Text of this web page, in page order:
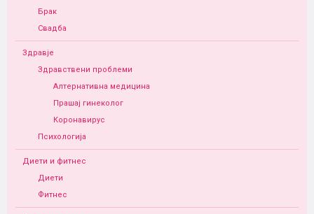
Брак
Свадба
Здравје
Здравствени проблеми
Алтернативна медицина
Прашај гинеколог
Коронавирус
Психологија
Диети и фитнес
Диети
Фитнес